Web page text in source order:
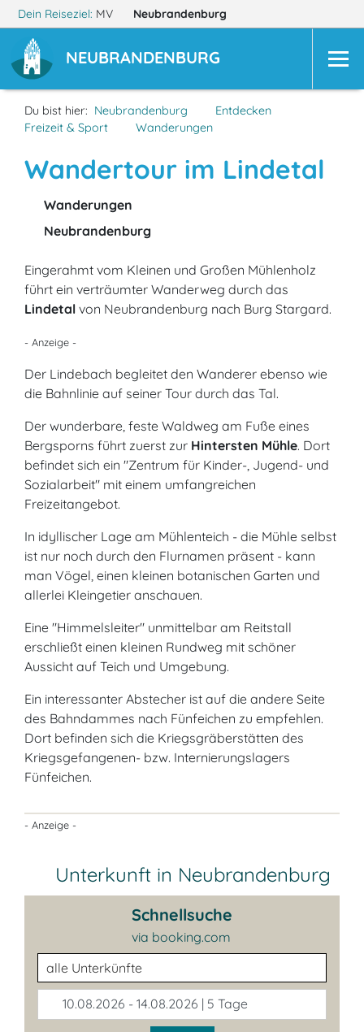
Dein Reiseziel: MV Neubrandenburg
NEUBRANDENBURG
Du bist hier: Neubrandenburg
Entdecken
Freizeit & Sport
Wanderungen
Wandertour im Lindetal
Wanderungen
Neubrandenburg
Eingerahmt vom Kleinen und Großen Mühlenholz
führt ein verträumter Wanderweg durch das
Lindetal von Neubrandenburg nach Burg Stargard.
- Anzeige -
Der Lindebach begleitet den Wanderer ebenso wie
die Bahnlinie auf seiner Tour durch das Tal.
Der wunderbare, feste Waldweg am Fuße eines
Bergsporns führt zuerst zur Hintersten Mühle. Dort
befindet sich ein "Zentrum für Kinder-, Jugend- und
Sozialarbeit" mit einem umfangreichen
Freizeitangebot.
In idyllischer Lage am Mühlenteich - die Mühle selbst
ist nur noch durch den Flurnamen präsent - kann
man Vögel, einen kleinen botanischen Garten und
allerlei Kleingetier anschauen.
Eine "Himmelsleiter" unmittelbar am Reitstall
erschließt einen kleinen Rundweg mit schöner
Aussicht auf Teich und Umgebung.
Ein interessanter Abstecher ist auf die andere Seite
des Bahndammes nach Fünfeichen zu empfehlen.
Dort befinden sich die Kriegsgräberstätten des
Kriegsgefangenen- bzw. Internierungslagers
Fünfeichen.
- Anzeige -
Unterkunft in Neubrandenburg
Schnellsuche
via booking.com
Unterkunftsart
10.08.2026 - 14.08.2026 | 5 Tage